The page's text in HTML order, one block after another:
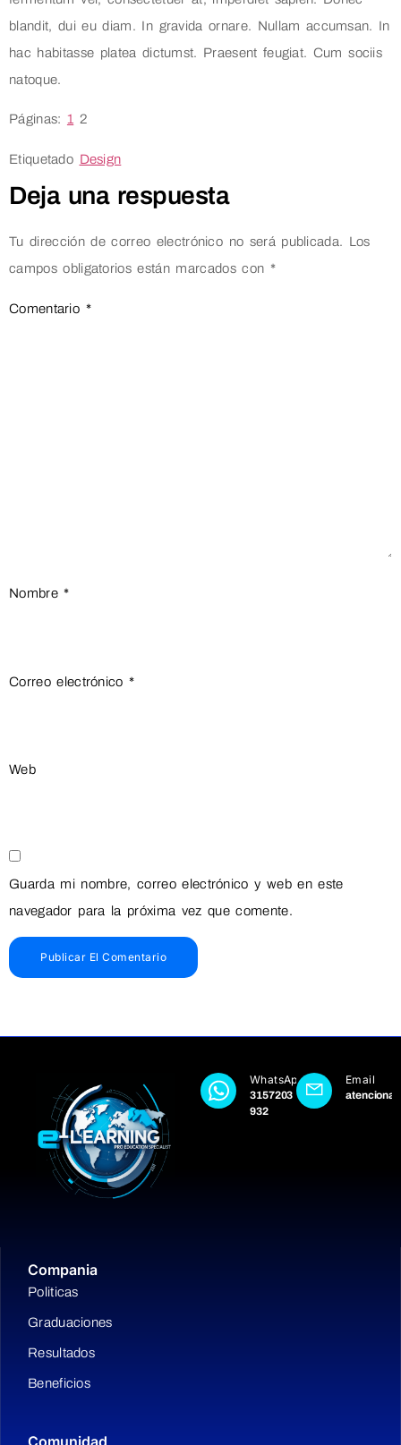
blandit, dui eu diam. In gravida ornare. Nullam accumsan. In
hac habitasse platea dictumst. Praesent feugiat. Cum sociis
natoque.
Páginas: 1 2
Etiquetado Design
Deja una respuesta
Tu dirección de correo electrónico no será publicada. Los
campos obligatorios están marcados con *
Comentario *
Nombre*
Correo electrónico*
Web
Guarda mi nombre, correo electrónico y web en este
navegador para la próxima vez que comente.
WhatsApp
3157203
932
Email
Compania
Politicas
Graduaciones
Resultados
Beneficios
Comunidad